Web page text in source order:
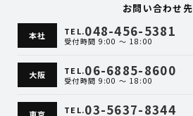
お問い合わせ先
本社 TEL.048-456-5381
受付時間 9:00 ～ 18:00
大阪 TEL.06-6885-8600
受付時間 9:00 ～ 18:00
東京 TEL.03-5637-8344